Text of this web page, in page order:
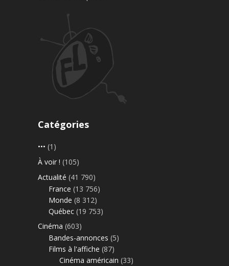
Catégories
••• (1)
À voir ! (105)
Actualité (41 790)
France (13 756)
Monde (8 312)
Québec (19 753)
Cinéma (603)
Bandes-annonces (5)
Films à l'affiche (87)
Cinéma américain (33)